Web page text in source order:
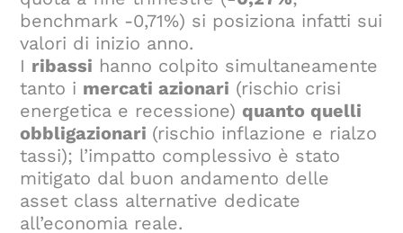
benchmark -0,71%) si posiziona infatti sui
valori di inizio anno.
I ribassi hanno colpito simultaneamente
tanto i mercati azionari (rischio crisi
energetica e recessione) quanto quelli
obbligazionari (rischio inflazione e rialzo
tassi); l’impatto complessivo è stato
mitigato dal buon andamento delle
asset class alternative dedicate
all’economia reale.